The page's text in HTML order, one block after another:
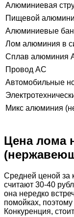
Алюминиевая
Пищевой
Алюминиевые
Лом алюминия в
Сплав алюминия
Провод АС
Автомобильные
Микс алюминия
Цена лома
Средней ценой за
считают 30-40
она нередко
помойках,
Конкуренция,